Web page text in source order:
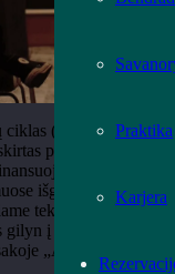
Praktika
Karjera
(rubrikos „Kas
projektui
Lietuvos kino
išgirstoms mintims
tekste yra
gilyn į
„Alisa stebuklų